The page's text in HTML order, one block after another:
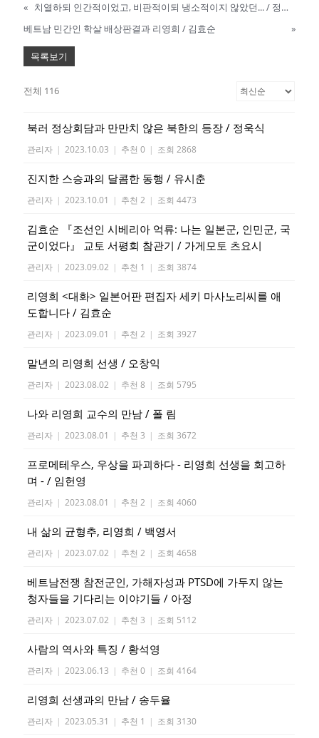
«
치열하되 인간적이었고, 비판적이되 냉소적이지 않았던... / 정범구
베트남 민간인 학살 배상판결과 리영희 / 김효순
»
목록보기
전체 116
북러 정상회담과 만만치 않은 북한의 등장 / 정욱식
관리자 | 2023.10.03 | 추천 0 | 조회 2868
진지한 스승과의 달콤한 동행 / 유시춘
관리자 | 2023.10.01 | 추천 2 | 조회 4473
김효순 『조선인 시베리아 억류: 나는 일본군, 인민군, 국
군이었다』 교토 서평회 참관기 / 가게모토 츠요시
관리자 | 2023.09.02 | 추천 1 | 조회 3874
리영희 <대화> 일본어판 편집자 세키 마사노리씨를 애
도합니다 / 김효순
관리자 | 2023.09.01 | 추천 2 | 조회 3927
말년의 리영희 선생 / 오창익
관리자 | 2023.08.02 | 추천 8 | 조회 5795
나와 리영희 교수의 만남 / 폴 림
관리자 | 2023.08.01 | 추천 3 | 조회 3672
프로메테우스, 우상을 파괴하다 - 리영희 선생을 회고하
며 - / 임헌영
관리자 | 2023.08.01 | 추천 2 | 조회 4060
내 삶의 균형추, 리영희 / 백영서
관리자 | 2023.07.02 | 추천 2 | 조회 4658
베트남전쟁 참전군인, 가해자성과 PTSD에 가두지 않는
청자들을 기다리는 이야기들 / 아정
관리자 | 2023.07.02 | 추천 3 | 조회 5112
사람의 역사와 특징 / 황석영
관리자 | 2023.06.13 | 추천 0 | 조회 4164
리영희 선생과의 만남 / 송두율
관리자 | 2023.05.31 | 추천 1 | 조회 3130